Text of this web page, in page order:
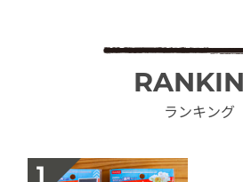
ランキング